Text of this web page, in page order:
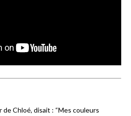
Chloé, disait : “Mes couleurs